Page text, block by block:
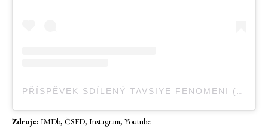
PŘÍSPĚVEK SDÍLENÝ TAVSIYE FENOMENI (@TAVSIYEFENOMENI)
Zdroje: IMDb, ČSFD, Instagram, Youtube